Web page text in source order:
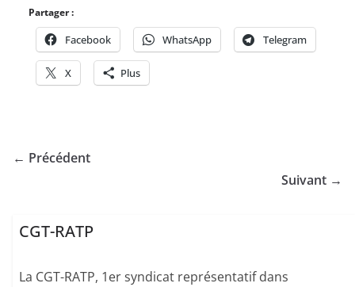
Partager :
Facebook WhatsApp Telegram
X Plus
← Précédent
Suivant →
CGT-RATP
La CGT-RATP, 1er syndicat représentatif dans